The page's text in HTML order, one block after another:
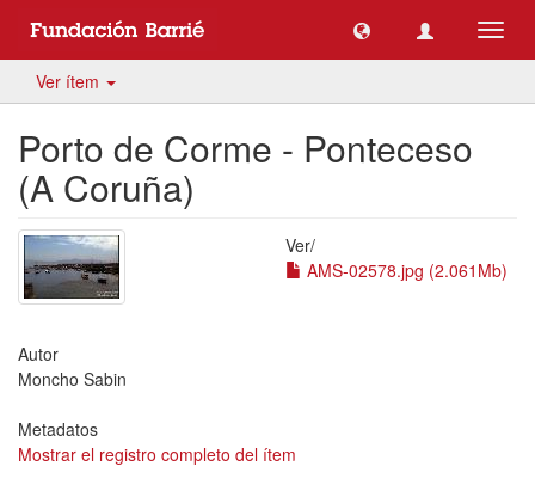
Ver ítem
Porto de Corme - Ponteceso
(A Coruña)
Ver/
AMS-02578.jpg (2.061Mb)
Autor
Moncho Sabin
Metadatos
Mostrar el registro completo del ítem